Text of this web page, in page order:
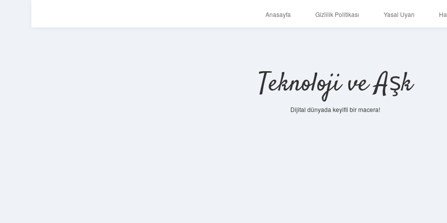
Anasayfa Gizlilik Politikası Yasal Uyarı
Teknoloji ve Aşk
Dijital dünyada keyifli bir macera!